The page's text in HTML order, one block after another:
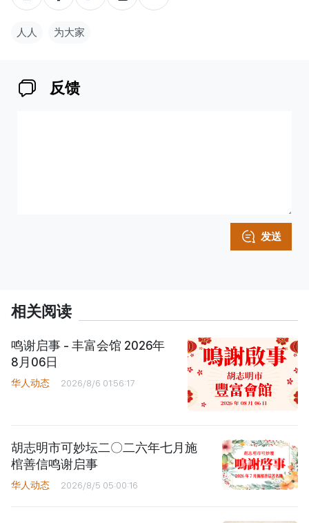
人人 为大家
反馈
发送
相关阅读
鸣谢启事 - 丰富会馆 2026年
8月06日
华人动态 2026/8/6 01:56:17
胡志明市可妙坛二〇二六年七月施
棺善信鸣谢启事
华人动态 2026/8/5 05:00:16